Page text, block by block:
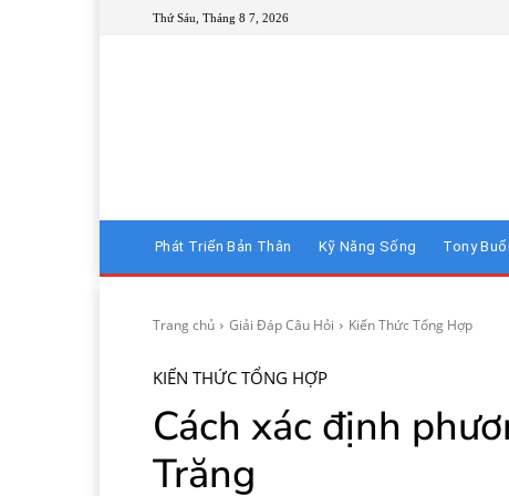
Thứ Sáu, Tháng 8 7, 2026
Phát Triển Bản Thân Kỹ Năng Sống Tony
Trang chủ Giải Đáp Câu Hỏi Kiến Thức Tổng Hợp
KIẾN THỨC TỔNG HỢP
Cách xác định
Trăng